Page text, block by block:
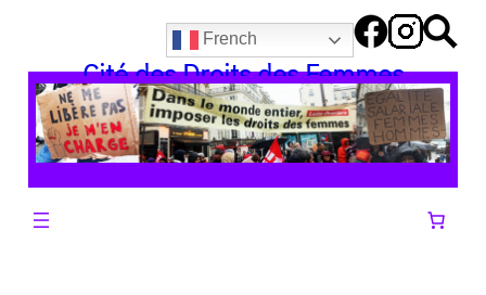
contenu
French
Cité des Droits des Femmes